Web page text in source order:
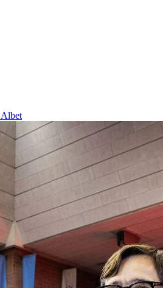
Albet